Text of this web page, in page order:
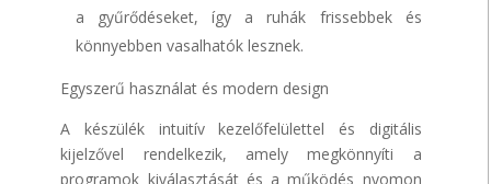
a gyűrődéseket, így a ruhák frissebbek és
könnyebben vasalhatók lesznek.
Egyszerű használat és modern design
A készülék intuitív kezelőfelülettel és digitális
kijelzővel rendelkezik, amely megkönnyíti a
programok kiválasztását és a működés nyomon